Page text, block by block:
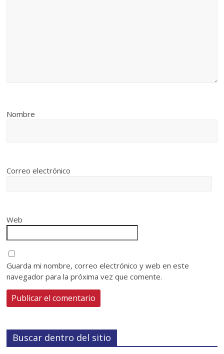
Nombre
Correo electrónico
Web
Guarda mi nombre, correo electrónico y web en este
navegador para la próxima vez que comente.
Buscar dentro del sitio